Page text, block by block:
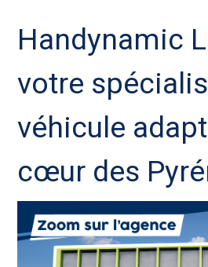
Handynamic
votre
véhicule
cœur des